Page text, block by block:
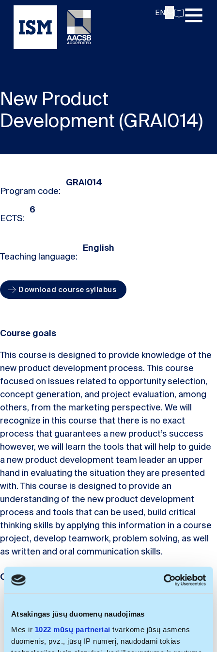
Atsakingas jūsų duomenų naudojimas
Mes ir 1022 mūsų partneriai tvarkome jūsų asmens
duomenis, pvz., jūsų IP numerį, naudodami tokias
EN
New Product
Development (GRAI014)
Program code:
GRAI014
ECTS:
6
Teaching language:
English
Download course syllabus
Course goals
This course is designed to provide knowledge of the
new product development process. This course
focused on issues related to opportunity selection,
concept generation, and project evaluation, among
others, from the marketing perspective. We will
recognize in this course that there is no exact
process that guarantees a new product’s success
however, we will learn the tools that will help to guide
a new product development team leader an upper
hand in evaluating the situation they are presented
with. This course is designed to provide an
understanding of the new product development
process and tools that can be used, build critical
thinking skills by applying this information in a course
project, develop teamwork, problem solving, as well
as written and oral communication skills.
Course results
environment, and its importance to a firm.
Be able to apply a new product development
process and tools.